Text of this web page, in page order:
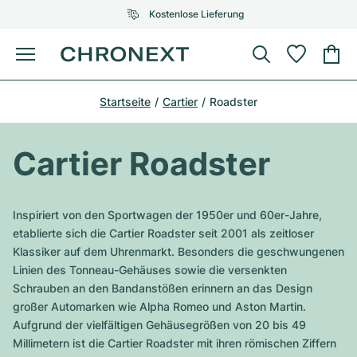
Kostenlose Lieferung
Menü
AUSGEWÄHLTE MARKEN
Alle Rolex Modelle
Top-Modelle
Air-King
Omega
Alle Omega Modelle
Top-Modelle
Patek Philippe
Alle Patek Philippe Modelle
Top-Modelle
Audemars Piguet
Alle Audemars Piguet Modelle
Cartier
Breitling
Certified Pre-Owned
Schmuck
AUSGEWÄHLTE MARKEN
Tiffany
Louis Vuitton
Gebauer & Gebauer
Van Cleef & Arpels
Bvlgari
Neuzugänge
Service
Startseite Cartier Roadster
Cartier Roadster
Inspiriert von den Sportwagen der 1950er und 60er-Jahre,
etablierte sich die Cartier Roadster seit 2001 als zeitloser
Klassiker auf dem Uhrenmarkt. Besonders die geschwungenen
Linien des Tonneau-Gehäuses sowie die versenkten
Schrauben an den Bandanstößen erinnern an das Design
großer Automarken wie Alpha Romeo und Aston Martin.
Aufgrund der vielfältigen Gehäusegrößen von 20 bis 49
Millimetern ist die Cartier Roadster mit ihren römischen Ziffern